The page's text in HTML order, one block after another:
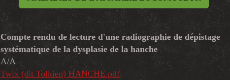
Compte rendu de lecture d'une radiographie de dépistage
systématique de la dysplasie de la hanche
A/A
Twix (dit Tolkien) HANCHE.pdf